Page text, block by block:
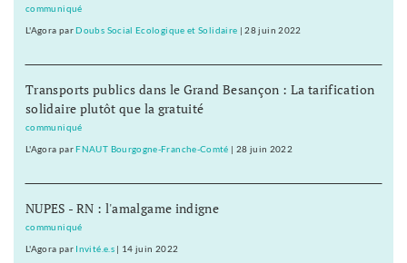
communiqué
L'Agora par Doubs Social Ecologique et Solidaire |28 juin 2022
Transports publics dans le Grand Besançon : La tarification
solidaire plutôt que la gratuité
communiqué
L'Agora par FNAUT Bourgogne-Franche-Comté 28 juin 2022
NUPES - RN : l'amalgame indigne
communiqué
L'Agora par Invité.e.s| 14 juin 2022